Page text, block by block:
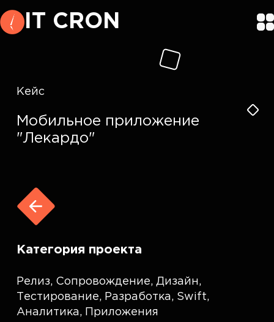
IT CRON
Кейс
Мобильное приложение
"Лекардо"
Категория проекта
Релиз, Сопровождение, Дизайн,
Тестирование, Разработка, Swift,
Аналитика, Приложения